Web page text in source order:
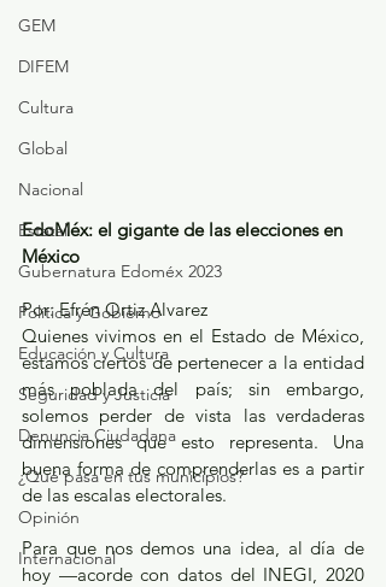
GEM
DIFEM
Cultura
Global
Nacional
Estatal
Gubernatura Edoméx 2023
Política y Gobierno
Educación y Cultura
Seguridad y Justicia
Denuncia Ciudadana
¿Qué pasa en tus municipios?
Opinión
Internacional
EdoMéx: el gigante de las elecciones en
México
Por: Efrén Ortiz Alvarez
Quienes vivimos en el Estado de México,
estamos ciertos de pertenecer a la entidad
más poblada del país; sin embargo,
solemos perder de vista las verdaderas
dimensiones que esto representa. Una
buena forma de comprenderlas es a partir
de las escalas electorales.
Para que nos demos una idea, al día de
hoy —acorde con datos del INEGI, 2020